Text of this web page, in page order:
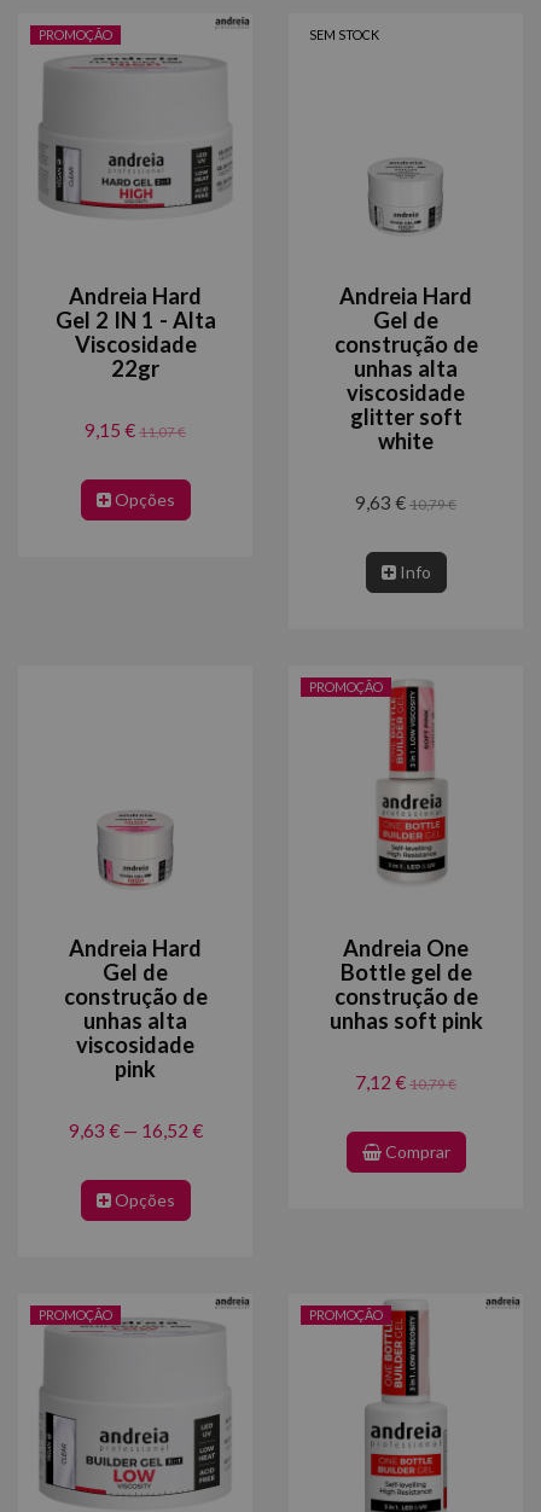
PROMOÇÃO
Andreia Hard
Gel 2 IN 1 - Alta
Viscosidade
22gr
9,15 € 11,07 €
Opções
SEM STOCK
Andreia Hard
Gel de
construção de
unhas alta
viscosidade
glitter soft
white
9,63 € 10,79 €
Info
Andreia Hard
Gel de
construção de
unhas alta
viscosidade
pink
9,63 € — 16,52 €
Opções
PROMOÇÃO
Andreia One
Bottle gel de
construção de
unhas soft pink
7,12 € 10,79 €
Comprar
PROMOÇÃO PROMOÇÃO